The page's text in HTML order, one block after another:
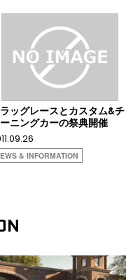
ラッグレースとカスタム&チ
ニングカーの祭典開催
& INFORMATION